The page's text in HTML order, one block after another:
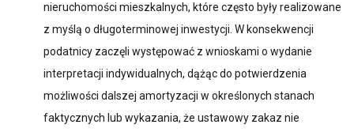
nieruchomości mieszkalnych, które często były realizowane
z myślą o długoterminowej inwestycji. W konsekwencji
podatnicy zaczęli występować z wnioskami o wydanie
interpretacji indywidualnych, dążąc do potwierdzenia
możliwości dalszej amortyzacji w określonych stanach
faktycznych lub wykazania, że ustawowy zakaz nie